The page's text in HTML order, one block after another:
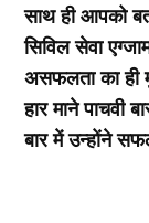
साथ ही आपको
सिविल सेवा
असफलता का ही
हार माने पाचवी
बार में उन्होंने